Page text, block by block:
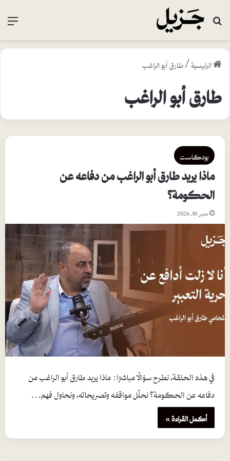
بحث عن
الرئيسية/طارق أبو الراغب
طارق أبو الراغب
بودكاست
ماذا يريد طارق أبو الراغب من دفاعه عن
الحكومة؟
مارس 30, 2026
في هذه الحلقة، نطرح سؤالًا مباشرًا: ماذا يريد طارق أبو الراغب من
دفاعه عن الحكومة؟ نحلّل مواقفه وتصريحاته، ونحاول فهم…
أكمل القراءة »